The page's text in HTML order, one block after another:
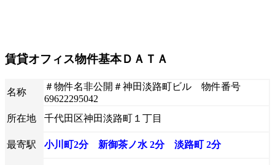
賃貸オフィス物件基本ＤＡＴＡ
名称
＃物件名非公開＃神田淡路町ビル 物件番号
69622295042
所在地
千代田区神田淡路町１丁目
最寄駅 小川町2分 新御茶ノ水 2分 淡路町 2分